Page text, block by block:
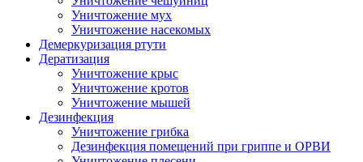
Уничтожение мух
Уничтожение насекомых
Демеркуризация ртути
Дератизация
Уничтожение крыс
Уничтожение кротов
Уничтожение мышей
Дезинфекция
Уничтожение грибка
Дезинфекция помещений при гриппе и ОРВИ